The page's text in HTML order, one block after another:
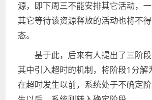
源，即下周三不能安排其它活动，一
其它等待该资源释放的活动也将不
态。
基于此，后来有人提出了三阶段
其中引入超时的机制，将阶段1分解
在超时发生以前，系统处于不确定